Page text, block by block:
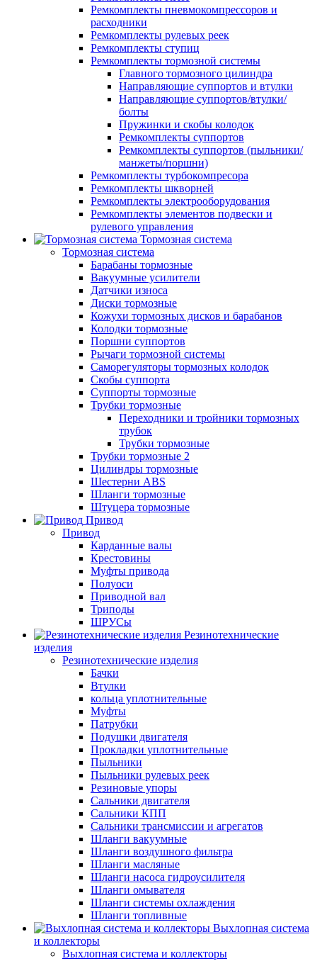
Ремкомплекты пневмокомпрессоров и
расходники
Ремкомплекты рулевых реек
Ремкомплекты ступиц
Ремкомплекты тормозной системы
Главного тормозного цилиндра
Направляющие суппортов и втулки
Направляющие суппортов/втулки/
болты
Пружинки и скобы колодок
Ремкомплекты суппортов
Ремкомплекты суппортов (пыльники/
манжеты/поршни)
Ремкомплекты турбокомпресора
Ремкомплекты шкворней
Ремкомплекты электрооборудования
Ремкомплекты элементов подвески и
рулевого управления
Тормозная система
Тормозная система
Барабаны тормозные
Вакуумные усилители
Датчики износа
Диски тормозные
Кожухи тормозных дисков и барабанов
Колодки тормозные
Поршни суппортов
Рычаги тормозной системы
Саморегуляторы тормозных колодок
Скобы суппорта
Суппорты тормозные
Трубки тормозные
Переходники и тройники тормозных
трубок
Трубки тормозные
Трубки тормозные 2
Цилиндры тормозные
Шестерни ABS
Шланги тормозные
Штуцера тормозные
Привод
Привод
Карданные валы
Крестовины
Муфты привода
Полуоси
Приводной вал
Триподы
ШРУСы
Резинотехнические
изделия
Резинотехнические изделия
Бачки
Втулки
кольца уплотнительные
Муфты
Патрубки
Подушки двигателя
Прокладки уплотнительные
Пыльники
Пыльники рулевых реек
Резиновые упоры
Сальники двигателя
Сальники КПП
Сальники трансмиссии и агрегатов
Шланги вакуумные
Шланги воздушного фильтра
Шланги масляные
Шланги насоса гидроусилителя
Шланги омывателя
Шланги системы охлаждения
Шланги топливные
Выхлопная система
и коллекторы
Выхлопная система и коллекторы